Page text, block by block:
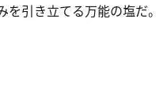
引き立てる万能の塩だ